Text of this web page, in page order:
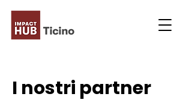
I nostri partner